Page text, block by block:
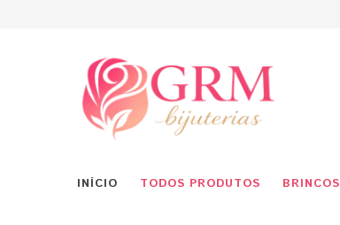
INÍCIO TODOS PRODUTOS BRINCOS